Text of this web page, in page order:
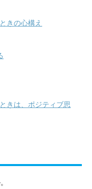
きの心構え
きは、ポジティブ思